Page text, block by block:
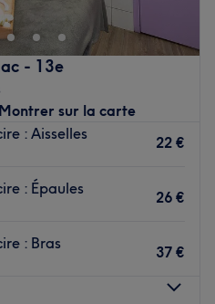
Ferhat qui vous reçoit
service tout son savoir-faire.
un entretien de la barbe, une
un changement de look, Ms
à pied de la station de
reçoit dans ce salon.
- 13e
Montrer sur la carte
: Aisselles
22 €
: Épaules
26 €
: Bras
37 €